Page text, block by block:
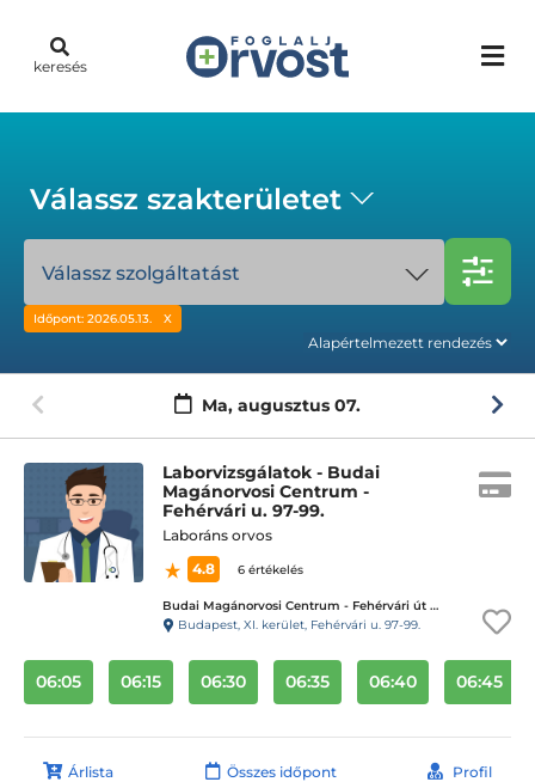
keresés
Válassz szakterületet
Válassz szolgáltatást
Időpont: 2026.05.13.
Ma, augusztus 07.
Laborvizsgálatok - Budai
Magánorvosi Centrum -
Fehérvári u. 97-99.
Laboráns orvos
4.8
6 értékelés
Budai Magánorvosi Centrum - Fehérvári út 97-99.
Budapest, XI. kerület, Fehérvári u. 97-99.
06:05 06:15 06:30 06:35 06:40 06:45
Árlista Összes időpont Profil